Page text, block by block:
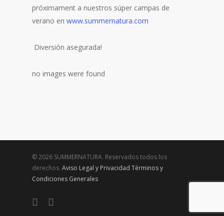
próximament a nuestros súper campas de
verano en www.summernatura.com
Diversión asegurada!
no images were found
© 2026 SUMMERNATURA. Reservados todos los
derechos. Aviso Legal y Privacidad Términos y
Condiciones Generales
twitter facebook